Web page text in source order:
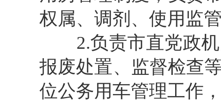
权属、调剂、使用监
2.负责市直党政机
报废处置、监督检查
位公务用车管理工作